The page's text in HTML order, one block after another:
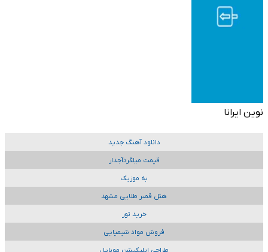
نوین ایرانا
دانلود آهنگ جدید
قیمت میلگردآجدار
به موزیک
هتل قصر طلایی مشهد
خرید تور
فروش مواد شیمیایی